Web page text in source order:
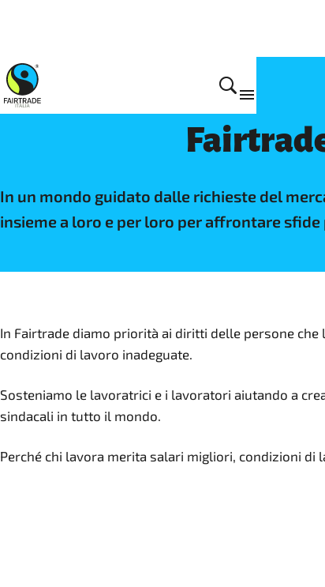
Perchè lo facciamo
In un mondo guidato dalle richieste del
insieme a loro e per loro per affrontare
In Fairtrade diamo priorità ai diritti delle persone
condizioni di lavoro inadeguate.
Sosteniamo le lavoratrici e i lavoratori aiutando a
sindacali in tutto il mondo.
Perché chi lavora merita salari migliori, condizioni